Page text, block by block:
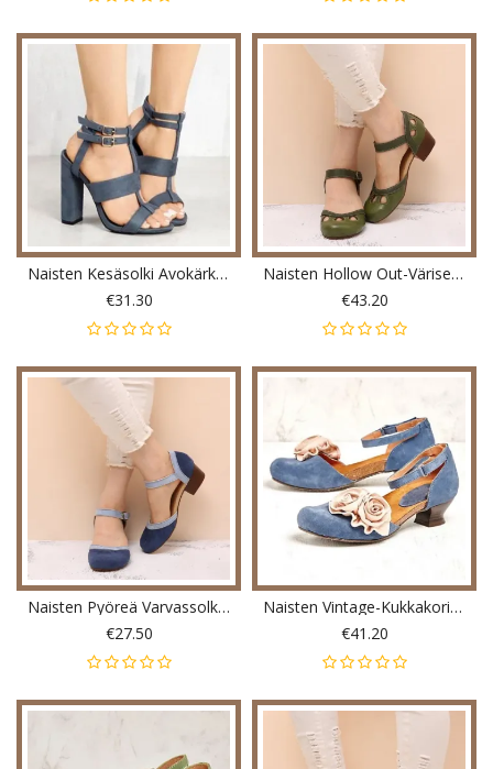
Naisten Kesäsolki Avokärkikorkokengät
€31.30
Naisten Hollow Out-Väriset Tikkaukset Plus-Koon Soljella Paksu Kantapäällä Vapaa-Ajan Pumput
€43.20
Naisten Pyöreä Varvassolki Block Heel Casual D'orsay Pumps
€27.50
Naisten Vintage-Kukkakoristeet Pyöreävarvas Nilkkahihna Koukkusilmukka Rennot Korkokengät
€41.20